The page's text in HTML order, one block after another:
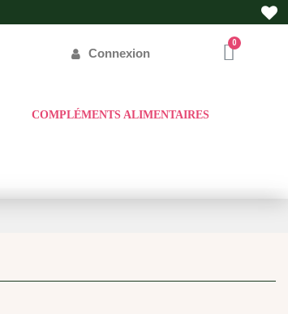
Connexion
COMPLÉMENTS ALIMENTAIRES